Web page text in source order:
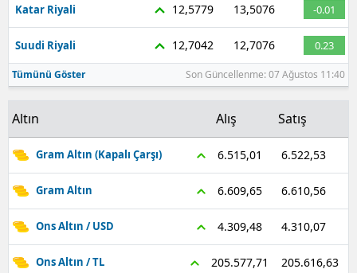
Katar Riyali 12,5779 13,5076 -0.01
Suudi Riyali 12,7042 12,7076 0.23
Tümünü Göster Son Güncellenme: 07 Ağustos 11:40
Altın Alış Satış
Gram Altın (Kapalı Çarşı) 6.515,01 6.522,53
Gram Altın 6.609,65 6.610,56
Ons Altın / USD 4.309,48 4.310,07
Ons Altın / TL 205.577,71 205.616,63